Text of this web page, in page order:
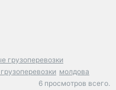
грузоперевозки
молдова
6 просмотров всего.